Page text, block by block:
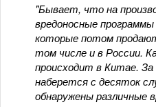
"Бывает, что на
вредоносные
которые потом
том числе и в России.
происходит в Китае. За
наберется с десяток
обнаружены различные